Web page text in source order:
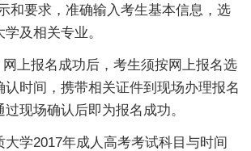
和要求，准确输入考生基本信息，选
及相关专业。
报名成功后，考生须按网上报名选
认时间，携带相关证件到现场办理报名
现场确认后即为报名成功。
学2017年成人高考考试科目与时间